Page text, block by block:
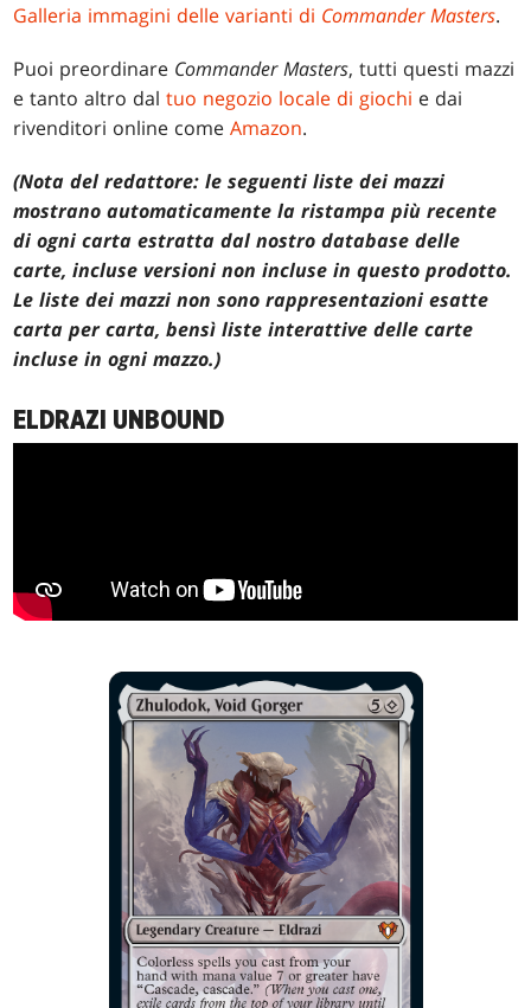
Galleria immagini delle varianti di Commander Masters.
Puoi preordinare Commander Masters, tutti questi mazzi
e tanto altro daltuo negozio locale di giochi e dai
rivenditori online comeAmazon.
(Nota del redattore: le seguenti liste dei mazzi
mostrano automaticamente la ristampa più recente
di ogni carta estratta dal nostro database delle
carte, incluse versioni non incluse in questo prodotto.
Le liste dei mazzi non sono rappresentazioni esatte
carta per carta, bensì liste interattive delle carte
incluse in ogni mazzo.)
ELDRAZI UNBOUND